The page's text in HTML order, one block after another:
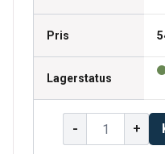
Pris
Lagerstatus
- +